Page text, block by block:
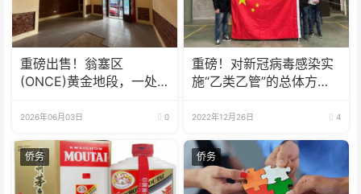
重磅出售！翁塞区
(ONCE)黄金地段，一处
2026年06月03日 0
重磅！对新冠病毒感染实
施“乙类乙管”的总体方案
2022年12月26日 4
侨务 侨务